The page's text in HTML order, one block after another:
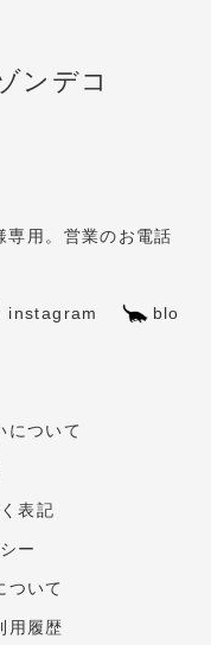
ンデコ
用。営業のお電話
instagram
blo
について
表記
ー
ついて
用履歴